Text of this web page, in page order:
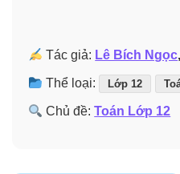
Tác giả: Lê Bích Ngọc,
Thể loại: Lớp 12
Chủ đề:Toán Lớp 12